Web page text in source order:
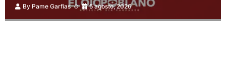
By Pame Garfias 5 agosto, 2026